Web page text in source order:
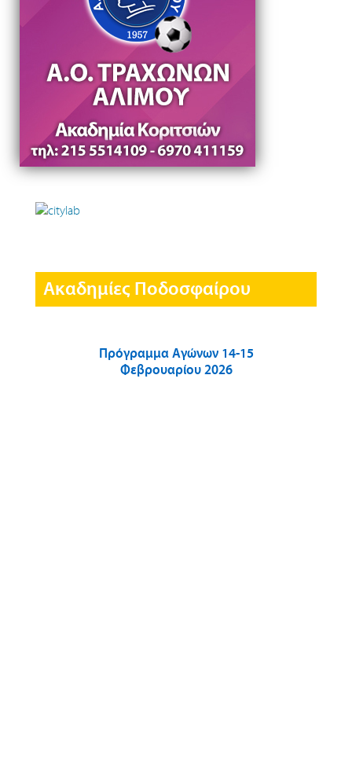
Ακαδημίες Ποδοσφαίρου
Πρόγραμμα Αγώνων 14-15
Φεβρουαρίου 2026